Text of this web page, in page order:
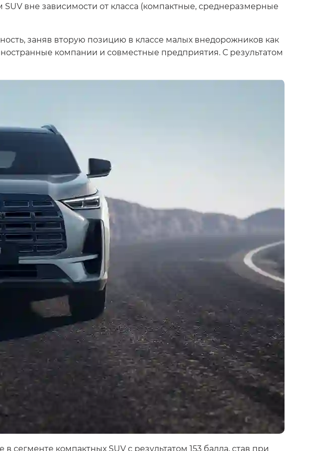
вне зависимости от класса (компактные, среднеразмерные
заняв вторую позицию в классе малых внедорожников как
компании и совместные предприятия. С результатом
сегменте компактных SUV с результатом 153 балла, став при